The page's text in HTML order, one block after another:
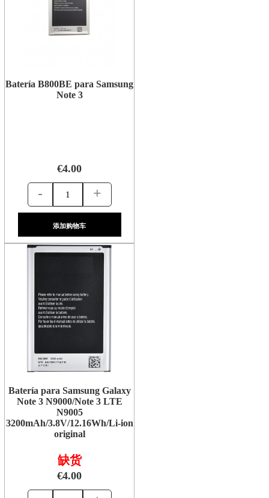
Batería B800BE para Samsung
Note 3
€4.00
- +
添加购物车
Batería para Samsung Galaxy
Note 3 N9000/Note 3 LTE
N9005
3200mAh/3.8V/12.16Wh/Li-ion
original
缺货
€4.00